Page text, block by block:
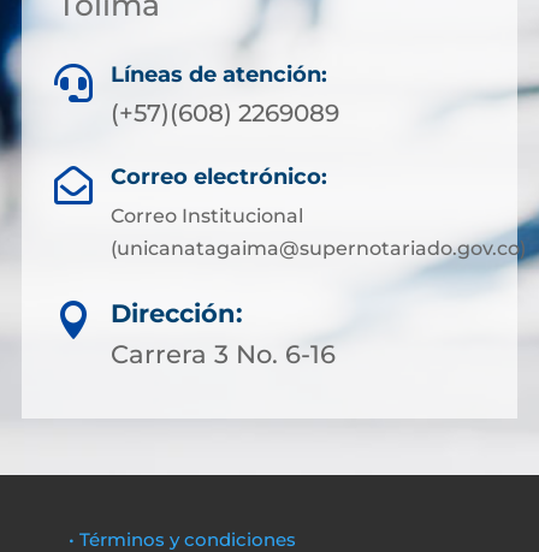
 Líneas de atención:
(+57)(608) 2269089
 Correo electrónico:
Correo Institucional
(unicanatagaima@supernotariado.gov.co)

Dirección:
Carrera 3 No. 6-16
• Términos y condiciones